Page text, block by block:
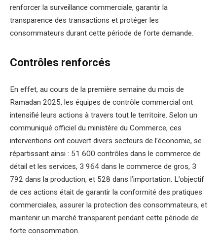
renforcer la surveillance commerciale, garantir la
transparence des transactions et protéger les
consommateurs durant cette période de forte demande.
Contrôles renforcés
En effet, au cours de la première semaine du mois de
Ramadan 2025, les équipes de contrôle commercial ont
intensifié leurs actions à travers tout le territoire. Selon un
communiqué officiel du ministère du Commerce, ces
interventions ont couvert divers secteurs de l’économie, se
répartissant ainsi : 51 600 contrôles dans le commerce de
détail et les services, 3 964 dans le commerce de gros, 3
792 dans la production, et 528 dans l’importation. L’objectif
de ces actions était de garantir la conformité des pratiques
commerciales, assurer la protection des consommateurs, et
maintenir un marché transparent pendant cette période de
forte consommation.